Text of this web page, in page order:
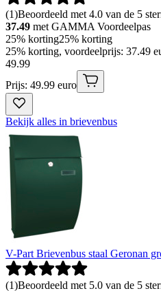
(1)Beoordeeld met 4.0 van de 5
37.49 met GAMMA Voordeelpas
25% korting25% korting
25% korting, voordeelprijs: 37.49
49.99
Prijs: 49.99 euro
Bekijk alles in brievenbus
V-Part Brievenbus staal Geronan
(1)Beoordeeld met 5.0 van de 5